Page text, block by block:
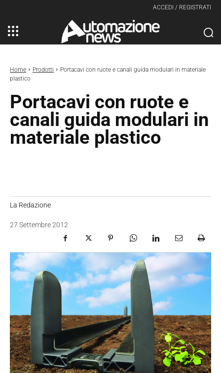
ACCEDI / REGISTRATI
Home Prodotti
Portacavi con ruote e canali guida modulari in materiale
plastico
Portacavi con ruote e
canali guida modulari in
materiale plastico
La Redazione
27 Settembre 2012